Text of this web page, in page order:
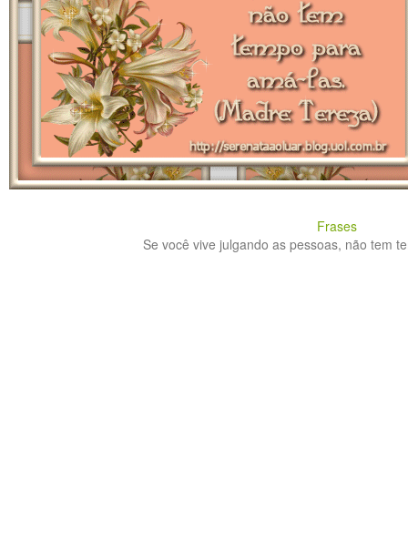
Frases
Se você vive julgando as pessoas, não tem